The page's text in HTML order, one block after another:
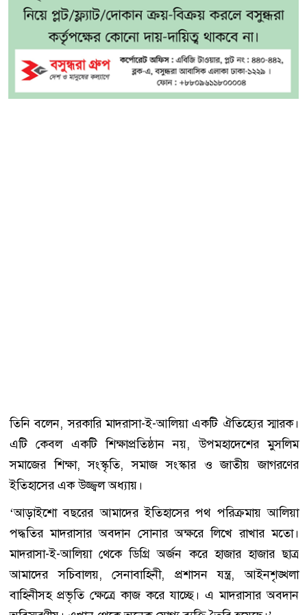
তিনি বলেন, সরকারি মাদরাসা-ই-আলিয়া একটি ঐতিহ্যের স্মারক।
এটি কেবল একটি শিক্ষাপ্রতিষ্ঠান নয়, উপমহাদেশের মুসলিম
সমাজের শিক্ষা, সংস্কৃতি, সমাজ সংস্কার ও জাতীয় জাগরণের
ইতিহাসের এক উজ্জ্বল অধ্যায়।
‌‘আড়াইশো বছরের আমাদের ইতিহাসের পথ পরিক্রমায় আলিয়া
পদ্ধতির মাদরাসার অবদান সোনার অক্ষরে লিখে রাখার মতো।
মাদরাসা-ই-আলিয়া থেকে ডিগ্রি অর্জন করে হাজার হাজার ছাত্র
আমাদের সচিবালয়, সেনাবাহিনী, প্রশাসন যন্ত্র, আইনশৃঙ্খলা
বাহিনীসহ প্রভৃতি ক্ষেত্রে কাজ করে যাচ্ছে। এ মাদরাসার অবদান